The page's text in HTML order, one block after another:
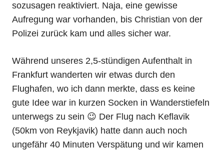
sozusagen reaktiviert. Naja, eine gewisse
Aufregung war vorhanden, bis Christian von der
Polizei zurück kam und alles sicher war.
Während unseres 2,5-stündigen Aufenthalt in
Frankfurt wanderten wir etwas durch den
Flughafen, wo ich dann merkte, dass es keine
gute Idee war in kurzen Socken in Wanderstiefeln
unterwegs zu sein 😉 Der Flug nach Keflavik
(50km von Reykjavik) hatte dann auch noch
ungefähr 40 Minuten Verspätung und wir kamen